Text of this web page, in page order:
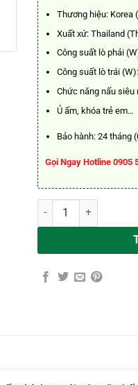
Thương hiệu: Korea
Xuất xứ: Thailand
Công suất lò phải
Công suất lò trái
Chức năng nấu siêu
Ủ ấm, khóa trẻ em…
Bảo hành: 24 tháng
Gọi Ngay Hotline 0905
Bếp Từ Đôi Hawonkoo